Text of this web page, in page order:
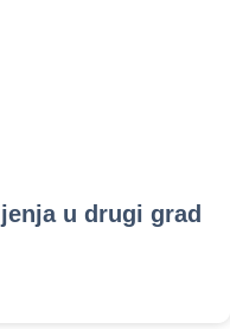
u drugi grad